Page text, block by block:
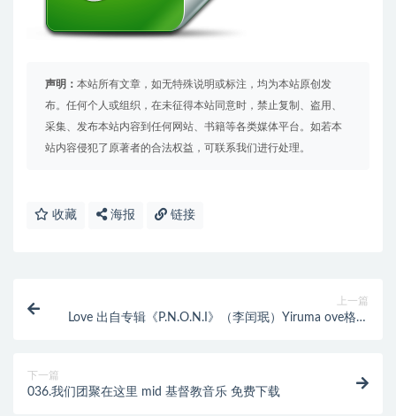
声明： 本站所有文章，如无特殊说明或标注，均为本站原创发
布。任何个人或组织，在未征得本站同意时，禁止复制、盗用、
采集、发布本站内容到任何网站、书籍等各类媒体平台。如若本
站内容侵犯了原著者的合法权益，可联系我们进行处理。
收藏 海报 链接
上一篇
Love 出自专辑《P.N.O.N.I》（李闰珉）Yiruma ove格式
下一篇
036.我们团聚在这里 mid 基督教音乐 免费下载